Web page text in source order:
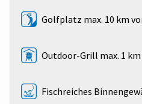
Golfplatz max. 10 km
Outdoor-Grill max. 1
Fischreiches